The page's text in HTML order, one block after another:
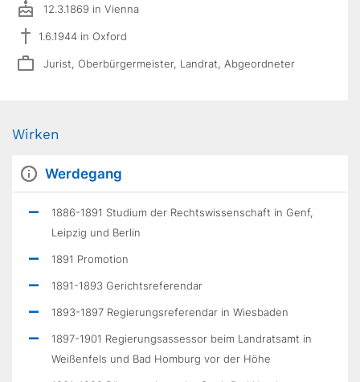
12.3.1869 in Vienna
1.6.1944 in Oxford
Jurist, Oberbürgermeister, Landrat, Abgeordneter
Wirken
Werdegang
1886-1891 Studium der Rechtswissenschaft in Genf,
Leipzig und Berlin
1891 Promotion
1891-1893 Gerichtsreferendar
1893-1897 Regierungsreferendar in Wiesbaden
1897-1901 Regierungsassessor beim Landratsamt in
Weißenfels und Bad Homburg vor der Höhe